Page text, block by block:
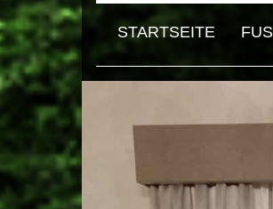
STARTSEITE